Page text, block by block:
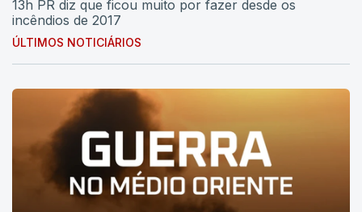
13h PR diz que ficou muito por fazer desde os
incêndios de 2017
ÚLTIMOS NOTICIÁRIOS